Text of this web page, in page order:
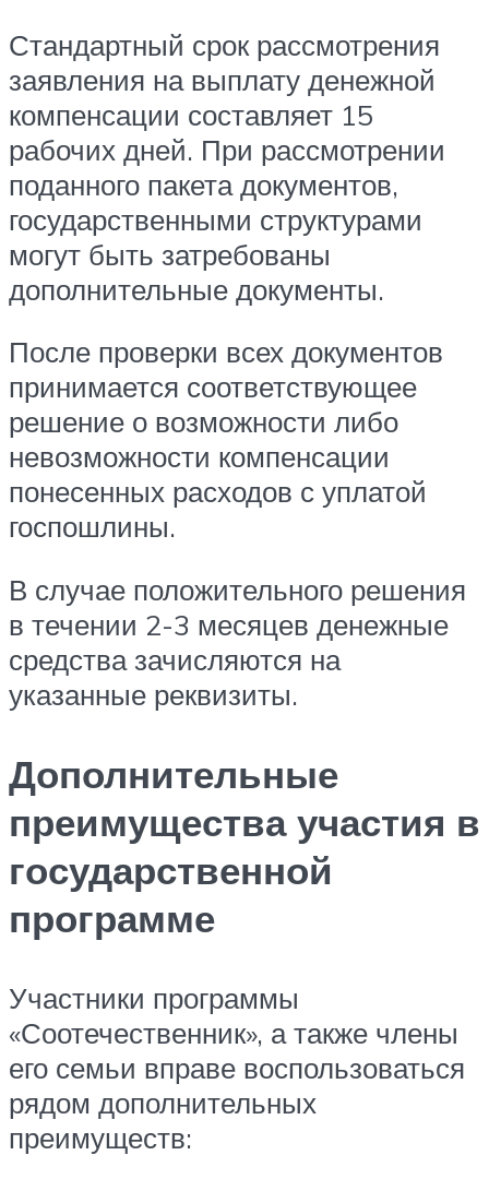
Стандартный срок рассмотрения
заявления на выплату денежной
компенсации составляет 15
рабочих дней. При рассмотрении
поданного пакета документов,
государственными структурами
могут быть затребованы
дополнительные документы.
После проверки всех документов
принимается соответствующее
решение о возможности либо
невозможности компенсации
понесенных расходов с уплатой
госпошлины.
В случае положительного решения
в течении 2-3 месяцев денежные
средства зачисляются на
указанные реквизиты.
Дополнительные
преимущества участия в
государственной
программе
Участники программы
«Соотечественник», а также члены
его семьи вправе воспользоваться
рядом дополнительных
преимуществ: